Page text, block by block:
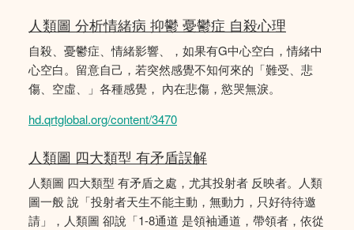
人類圖 分析情緒病 抑鬱 憂鬱症 自殺心理
自殺、憂鬱症、情緒影響、，如果有G中心空白，情緒中
心空白。留意自己，若突然感覺不知何來的「難受、悲
傷、空虛、」各種感覺， 內在悲傷，慾哭無淚。
hd.qrtglobal.org/content/3470
人類圖 四大類型 有矛盾誤解
人類圖 四大類型 有矛盾之處，尤其投射者 反映者。人類
圖一般 說「投射者天生不能主動，無動力，只好待待邀
請」，人類圖 卻說「1-8通道 是領袖通道，帶領者，依從